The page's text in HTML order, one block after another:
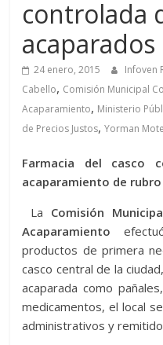
controlada
acaparados
24 enero, 2015 Infoven
Cabello, Comisión Municipal
Acaparamiento, Ministerio
de Precios Justos,Yorman
Farmacia del casco
acaparamiento de rubro
La Comisión
Acaparamiento
productos de primera
casco central de la
acaparada como
medicamentos, el local
administrativos y